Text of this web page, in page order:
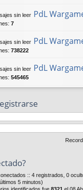
PdL
7
PdL
738222
PdL
545465
:: 4 registrados, 0
5 minutos)